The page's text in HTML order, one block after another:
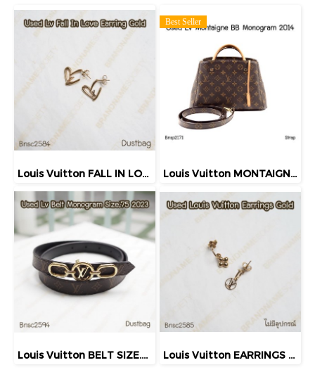
Louis Vuitton FALL IN LOVE EARRINGS GOLD
Best Seller
Louis Vuitton MONTAIGNE BB MONOGRAM 2014
Louis Vuitton BELT SIZE.75 MONOGRAM 2023 Louis Vuitton EARRINGS GOLD